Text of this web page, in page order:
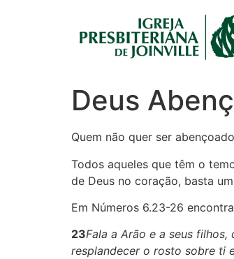
Deus
Quem não quer ser
Todos aqueles que têm o
de Deus no coração, basta
Em Números 6.23-26
23Fala a Arão e a seus
resplandecer o rosto sobre ti